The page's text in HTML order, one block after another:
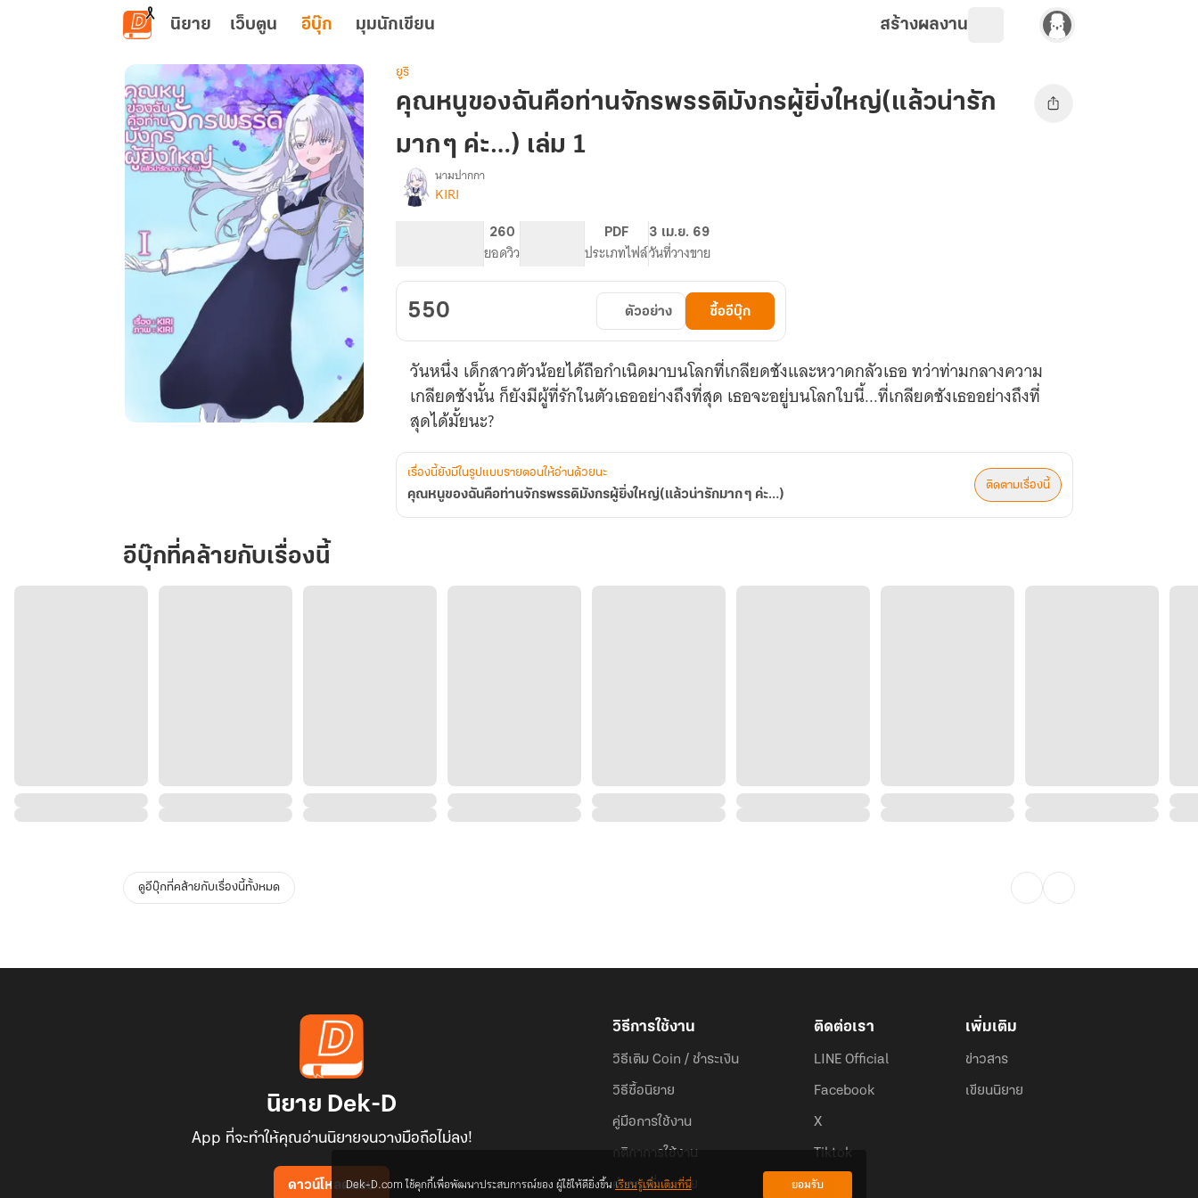
ข้ามไปยังเนื้อหาหลัก
นิยาย เว็บตูน อีบุ๊ก มุมนักเขียน สร้างผลงาน
ท่าน
จักรพรรดิ
มังกร
1
ยูริ
คุณหนูของฉันคือท่านจักรพรรดิมังกรผู้ยิ่งใหญ่(แล้วน่ารัก
มาก ๆ ค่ะ…) เล่ม 1
เรื่อง
คุณ
คือ
ท่าน
จักรพรรดิ
มังกร
ใหญ่(แล้ว
ๆ
ค่ะ…)
นามปากกา
KIRI
260
ยอดวิว
PDF
ประเภทไฟล์
3 เม.ย. 69
วันที่วางขาย
550 ตัวอย่าง ซื้ออีบุ๊ก
วันหนึ่ง เด็กสาวตัวน้อยได้ถือกำเนิดมาบนโลกที่เกลียดชังและหวาดกลัวเธอ ทว่าท่ามกลางความ
เกลียดชังนั้น ก็ยังมีผู้ที่รักในตัวเธออย่างถึงที่สุด เธอจะอยู่บนโลกใบนี้...ที่เกลียดชังเธออย่างถึงที่
สุดได้มั้ยนะ?
เรื่องนี้ยังมีในรูปแบบรายตอนให้อ่านด้วยนะ
คุณหนูของฉันคือท่านจักรพรรดิมังกรผู้ยิ่งใหญ่(แล้วน่ารักมาก ๆ ค่ะ…)
ติดตามเรื่องนี้
อีบุ๊กที่คล้ายกับเรื่องนี้
ดูอีบุ๊กที่คล้ายกับเรื่องนี้ทั้งหมด
นิยาย Dek-D
App ที่จะทำให้คุณอ่านนิยายจนวางมือถือไม่ลง!
ดาวน์โหลดแอป
วิธีการใช้งาน
วิธีเติม Coin / ชำระเงิน
วิธีซื้อนิยาย
คู่มือการใช้งาน
กติกาการใช้งาน
คำถามที่พบบ่อย
ติดต่อเรา
LINE Official
Facebook
X
Tiktok
เพิ่มเติม
ข่าวสาร
เขียนนิยาย
Dek-D.com ใช้คุกกี้เพื่อพัฒนาประสบการณ์ของ ผู้ใช้ให้ดียิ่งขึ้นเรียนรู้เพิ่มเติมที่นี่ ยอมรับ